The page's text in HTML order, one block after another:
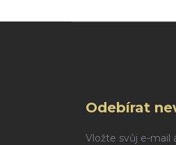
Odebírat
Vložte svůj e-mail